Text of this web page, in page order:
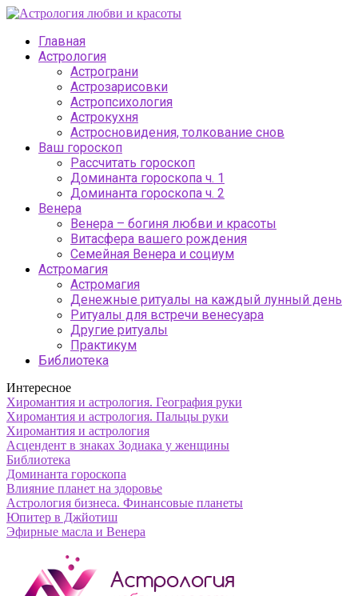
Главная
Астрология
Астрограни
Астрозарисовки
Астропсихология
Астрокухня
Астросновидения, толкование снов
Ваш гороскоп
Рассчитать гороскоп
Доминанта гороскопа ч. 1
Доминанта гороскопа ч. 2
Венера
Венера – богиня любви и красоты
Витасфера вашего рождения
Семейная Венера и социум
Астромагия
Астромагия
Денежные ритуалы на каждый лунный день
Ритуалы для встречи венесуара
Другие ритуалы
Практикум
Библиотека
Интересное
Хиромантия и астрология. География руки
Хиромантия и астрология. Пальцы руки
Хиромантия и астрология
Асцендент в знаках Зодиака у женщины
Библиотека
Доминанта гороскопа
Влияние планет на здоровье
Астрология бизнеса. Финансовые планеты
Юпитер в Джйотиш
Эфирные масла и Венера